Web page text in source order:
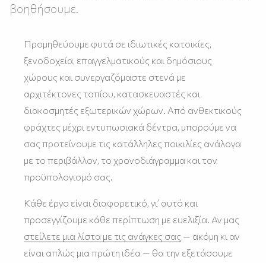
βοηθήσουμε.
Προμηθεύουμε φυτά σε ιδιωτικές κατοικίες,
ξενοδοχεία, επαγγελματικούς και δημόσιους
χώρους και συνεργαζόμαστε στενά με
αρχιτέκτονες τοπίου, κατασκευαστές και
διακοσμητές εξωτερικών χώρων. Από ανθεκτικούς
φράχτες μέχρι εντυπωσιακά δέντρα, μπορούμε να
σας προτείνουμε τις κατάλληλες ποικιλίες ανάλογα
με το περιβάλλον, το χρονοδιάγραμμα και τον
προϋπολογισμό σας.
Κάθε έργο είναι διαφορετικό, γι’ αυτό και
προσεγγίζουμε κάθε περίπτωση με ευελιξία. Αν μας
στείλετε μια λίστα με τις ανάγκες σας — ακόμη κι αν
είναι απλώς μια πρώτη ιδέα — θα την εξετάσουμε